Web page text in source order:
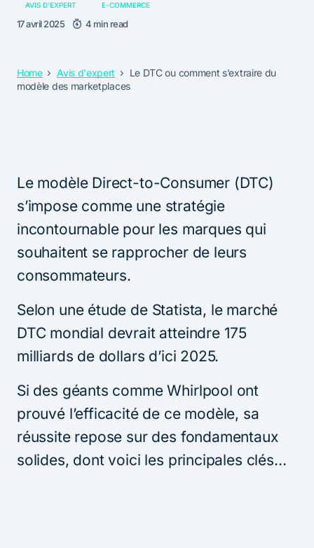
AVIS D'EXPERT E-COMMERCE
17 avril 2025 4 min read
Home Avis d'expert
Le DTC ou comment s’extraire du
modèle des marketplaces
Le modèle Direct-to-Consumer (DTC)
s’impose comme une stratégie
incontournable pour les marques qui
souhaitent se rapprocher de leurs
consommateurs.
Selon une étude de Statista, le marché
DTC mondial devrait atteindre 175
milliards de dollars d’ici 2025.
Si des géants comme Whirlpool ont
prouvé l’efficacité de ce modèle, sa
réussite repose sur des fondamentaux
solides, dont voici les principales clés…